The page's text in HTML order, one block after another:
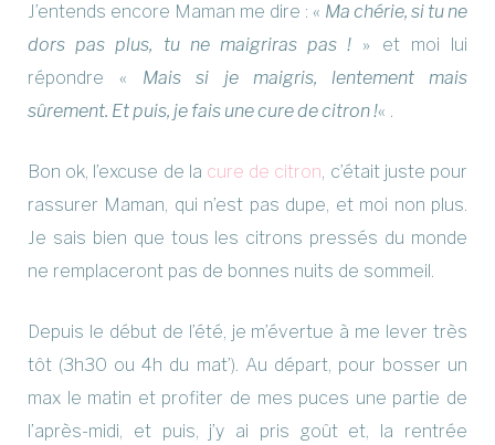
J’entends encore Maman me dire : « Ma chérie, si tu ne
dors pas plus, tu ne maigriras pas ! » et moi lui
répondre « Mais si je maigris, lentement mais
sûrement. Et puis, je fais une cure de citron !« .
Bon ok, l’excuse de la cure de citron, c’était juste pour
rassurer Maman, qui n’est pas dupe, et moi non plus.
Je sais bien que tous les citrons pressés du monde
ne remplaceront pas de bonnes nuits de sommeil.
Depuis le début de l’été, je m’évertue à me lever très
tôt (3h30 ou 4h du mat’). Au départ, pour bosser un
max le matin et profiter de mes puces une partie de
l’après-midi, et puis, j’y ai pris goût et, la rentrée